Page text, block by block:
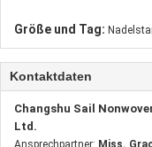
Größe und Tag:
Kontaktdaten
Changshu Sail
Ltd.
Ansprechpartner: Miss.